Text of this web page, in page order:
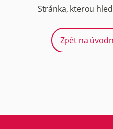
Stránka, kterou
Zpět na